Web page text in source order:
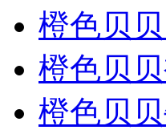
橙色贝
橙色贝
橙色贝